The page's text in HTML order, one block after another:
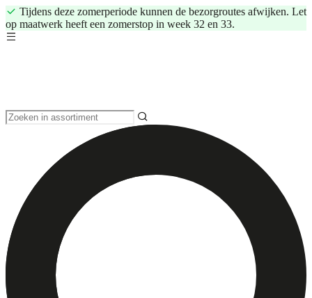
Tijdens deze zomerperiode kunnen de bezorgroutes afwijken. Let
op maatwerk heeft een zomerstop in week 32 en 33.